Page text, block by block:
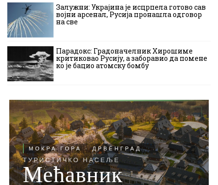
Залужни: Украјина је исцрпела готово сав
војни арсенал, Русија пронашла одговор
на све
Парадокс: Градоначелник Хирошиме
критиковао Русију, а заборавио да помене
ко је бацио атомску бомбу